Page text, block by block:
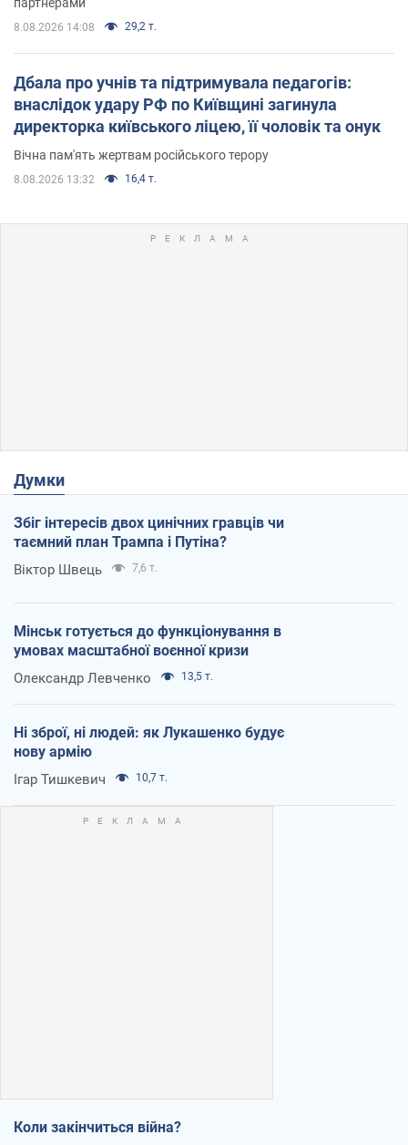
8.08.2026 14:08 29,2 т.
Дбала про учнів та підтримувала педагогів:
внаслідок удару РФ по Київщині загинула
директорка київського ліцею, її чоловік та онук
Вічна пам'ять жертвам російського терору
8.08.2026 13:32 16,4 т.
Думки
Збіг інтересів двох цинічних гравців чи
таємний план Трампа і Путіна?
Віктор Швець 7,6 т.
Мінськ готується до функціонування в
умовах масштабної воєнної кризи
Олександр Левченко 13,5 т.
Ні зброї, ні людей: як Лукашенко будує
нову армію
Ігар Тишкевич 10,7 т.
Коли закінчиться війна?